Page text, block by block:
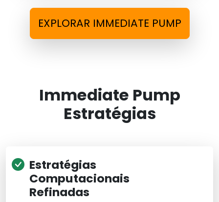
EXPLORAR IMMEDIATE PUMP
Immediate Pump
Estratégias
Estratégias
Computacionais
Refinadas